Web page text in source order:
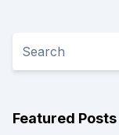
Featured Posts